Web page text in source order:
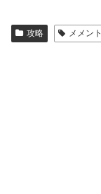
攻略 メメン